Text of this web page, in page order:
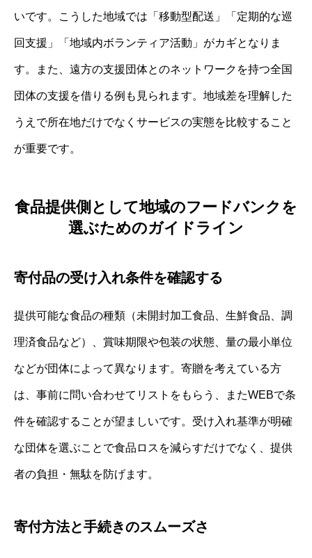
いです。こうした地域では「移動型配送」「定期的な巡
回支援」「地域内ボランティア活動」がカギとなりま
す。また、遠方の支援団体とのネットワークを持つ全国
団体の支援を借りる例も見られます。地域差を理解した
うえで所在地だけでなくサービスの実態を比較すること
が重要です。
食品提供側として地域のフードバンクを
選ぶためのガイドライン
寄付品の受け入れ条件を確認する
提供可能な食品の種類（未開封加工食品、生鮮食品、調
理済食品など）、賞味期限や包装の状態、量の最小単位
などが団体によって異なります。寄贈を考えている方
は、事前に問い合わせてリストをもらう、またWEBで条
件を確認することが望ましいです。受け入れ基準が明確
な団体を選ぶことで食品ロスを減らすだけでなく、提供
者の負担・無駄を防げます。
寄付方法と手続きのスムーズさ